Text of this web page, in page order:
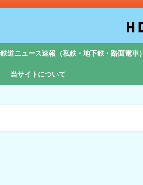
鉄道ニュース速報（私鉄・地下鉄・路面電車）
当サイトについて